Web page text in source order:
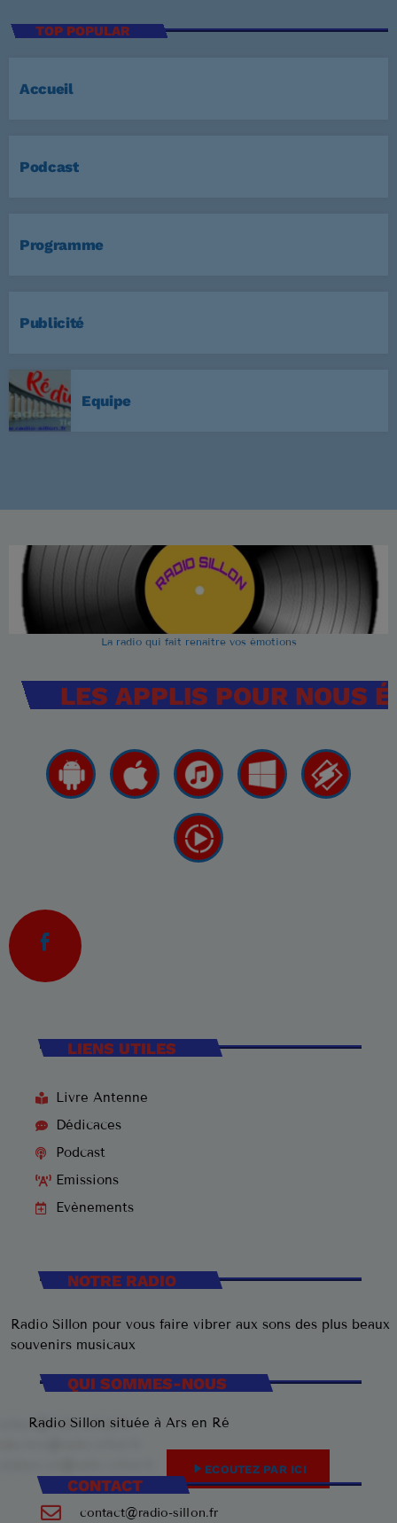
TOP POPULAR
Accueil
Podcast
Programme
Publicité
Equipe
La radio qui fait renaitre vos émotions
LES APPLIS POUR NOUS
LIENS UTILES
Livre Antenne
Dédicaces
Podcast
Emissions
Evènements
NOTRE RADIO
Radio Sillon pour vous faire vibrer aux sons des plus beaux
souvenirs musicaux
play_arrow ECOUTEZ PAR ICI
QUI SOMMES-NOUS
Radio Sillon située à Ars en Ré
CONTACT
contact@radio-sillon.fr